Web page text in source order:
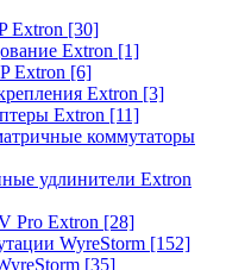
Extron [30]
Extron [1]
Extron [6]
Extron [3]
Extron [11]
коммутаторы
удлинители Extron
Pro Extron [28]
WyreStorm [152]
[35]